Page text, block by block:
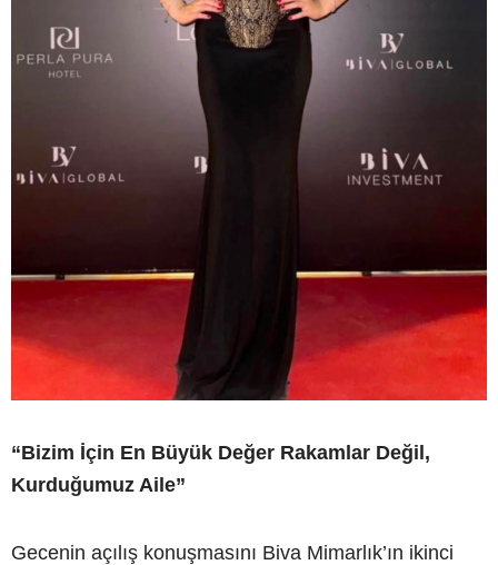
“Bizim İçin En Büyük Değer Rakamlar Değil,
Kurduğumuz Aile”
Gecenin açılış konuşmasını Biva Mimarlık’ın ikinci